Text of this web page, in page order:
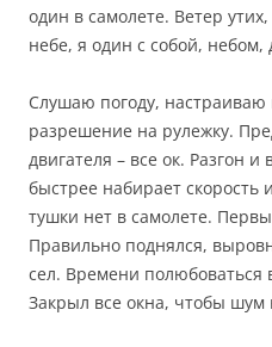
один в самолете. Ветер
небе, я один с собой, небом,
Слушаю погоду,
разрешение на рулежку.
двигателя – все ок. Разгон и
быстрее набирает скорость
тушки нет в самолете.
Правильно поднялся,
сел. Времени
Закрыл все окна, чтобы шум